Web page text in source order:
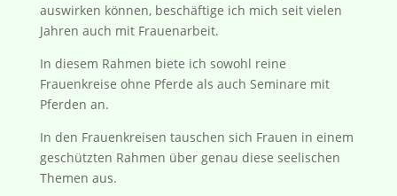
auswirken können, beschäftige ich mich seit vielen
Jahren auch mit Frauenarbeit.
In diesem Rahmen biete ich sowohl reine
Frauenkreise ohne Pferde als auch Seminare mit
Pferden an.
In den Frauenkreisen tauschen sich Frauen in einem
geschützten Rahmen über genau diese seelischen
Themen aus.